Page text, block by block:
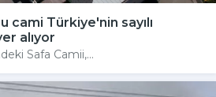
cami Türkiye'nin sayılı
alıyor
Safa Camii,...